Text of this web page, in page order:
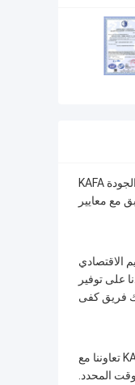
KAFA هي شركة محترفة من الفولاذ ، الجودة
الاقتصادي
على توفير
تعاوننا مع KAFA لأكثر من 4 سنوات ، سعر جيد ،
المحدد.